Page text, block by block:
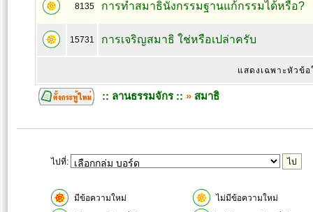
8135 การทำสมาธินั่งกรรมฐานแก้กรรมได้หรือ?
15731 การเจริญสมาธิ ใช่หรือเปล่าครับ
แสดงเฉพาะหัวข้อ
:: ลานธรรมจักร :: » สมาธิ
ไปที่:
มีข้อความใหม่
ไม่มีข้อความใหม่